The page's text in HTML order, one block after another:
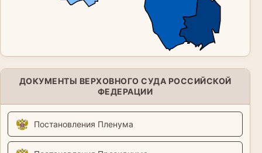
ДОКУМЕНТЫ ВЕРХОВНОГО СУДА РОССИЙСКОЙ
ФЕДЕРАЦИИ
Постановления Пленума